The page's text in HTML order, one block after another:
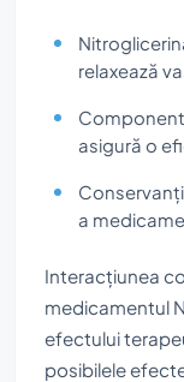
relaxează
asigură o
a
Interacțiunea
medicamentul
efectului
posibilele